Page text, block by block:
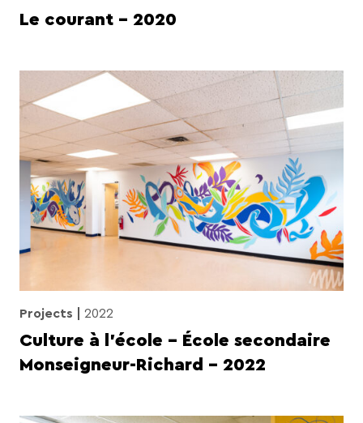
Le courant – 2020
Projects 2022
Culture à l’école – École secondaire
Monseigneur-Richard – 2022